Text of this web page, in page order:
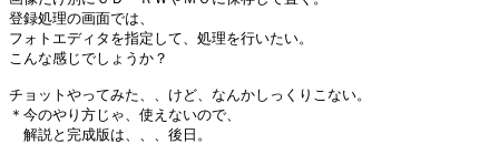
登録処理の画面では、
フォトエディタを指定して、処理を行いたい。
こんな感じでしょうか？
チョットやってみた、、けど、なんかしっくりこない。
＊今のやり方じゃ、使えないので、
解説と完成版は、、、後日。